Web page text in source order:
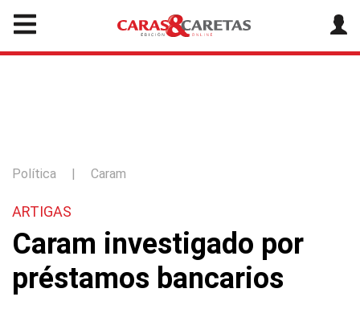
Política | Caram
ARTIGAS
Caram investigado por
préstamos bancarios